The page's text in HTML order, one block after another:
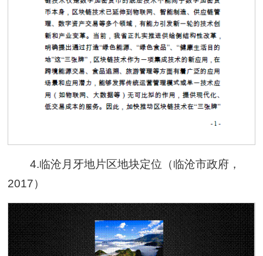
4.临沧月牙地片区地块定位（临沧市政府，
2017）